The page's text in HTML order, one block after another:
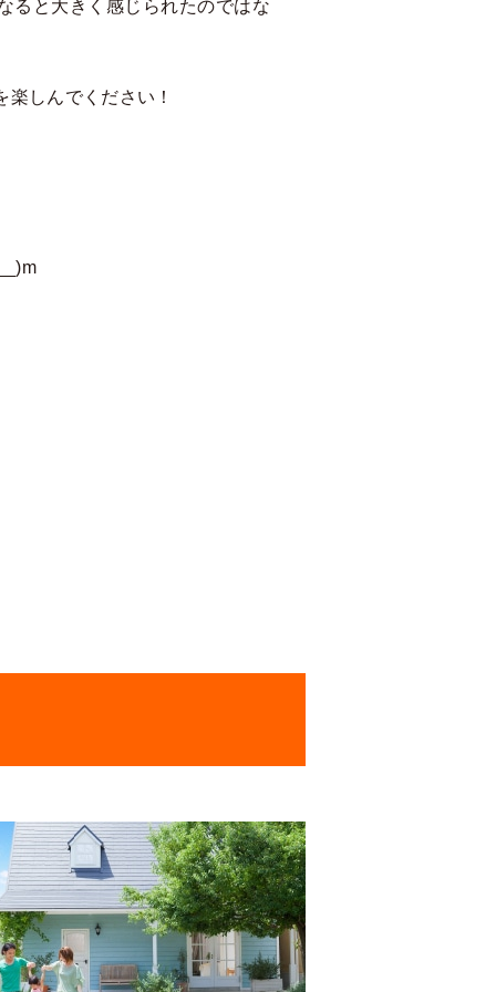
ると大きく感じられたのではな
しんでください！